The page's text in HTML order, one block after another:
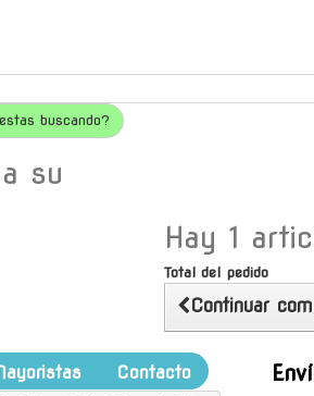
buscando?
su
Hay 1
Total del pedido
Continuar
Contacto